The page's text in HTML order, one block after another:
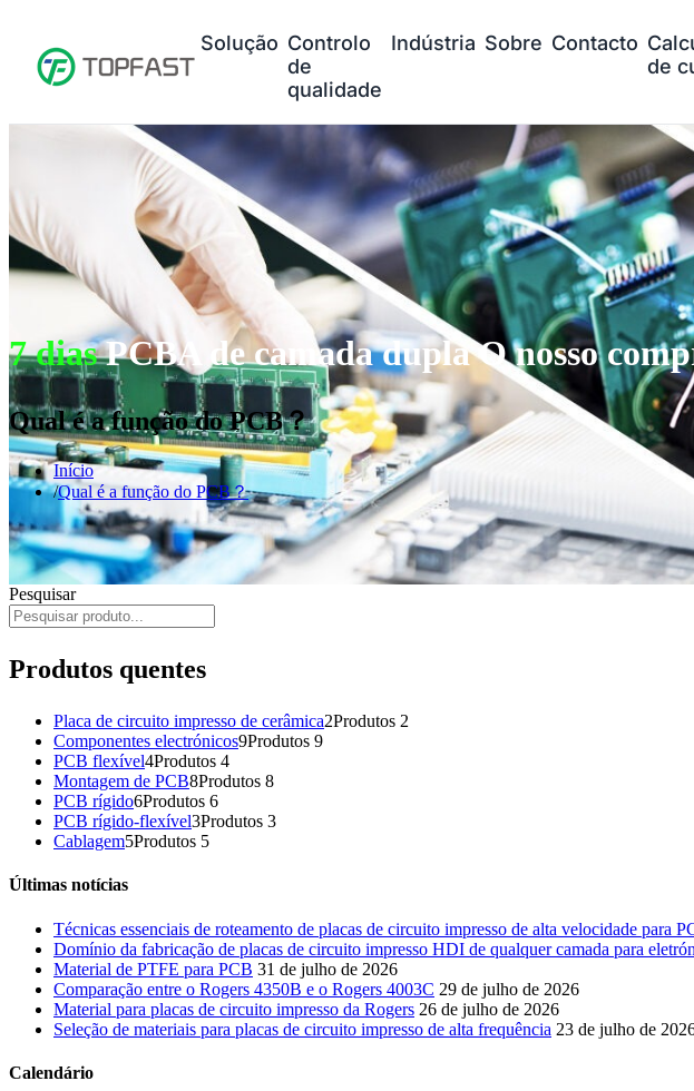
Solução Controlo
de
qualidade
Indústria Sobre Contacto
de
7 diasPCBA de camada dupla O nosso
Qual é a função do PCB？
Início
Qual é a função do PCB？
Pesquisar
Produtos quentes
Placa de circuito impresso de cerâmica2Produtos 2
Componentes electrónicos9Produtos 9
PCB flexível4Produtos 4
Montagem de PCB8Produtos 8
PCB rígido6Produtos 6
PCB rígido-flexível3Produtos 3
Cablagem5Produtos 5
Últimas notícias
Técnicas essenciais de roteamento de placas de circuito impresso de alta velocidade para
Domínio da fabricação de placas de circuito impresso HDI de qualquer camada para
Material de PTFE para PCB 31 de julho de 2026
Comparação entre o Rogers 4350B e o Rogers 4003C 29 de julho de 2026
Material para placas de circuito impresso da Rogers 26 de julho de 2026
Seleção de materiais para placas de circuito impresso de alta frequência 23 de julho de
Calendário